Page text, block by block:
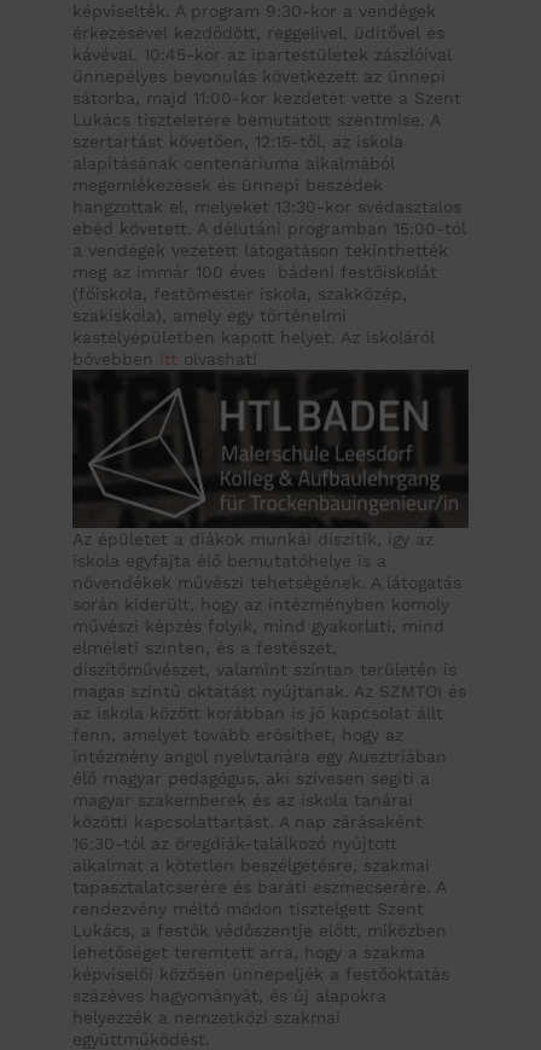
képviselték. A program 9:30-kor a vendégek
érkezésével kezdődött, reggelivel, üdítővel és
kávéval. 10:45-kor az ipartestületek zászlóival
ünnepélyes bevonulás következett az ünnepi
sátorba, majd 11:00-kor kezdetét vette a Szent
Lukács tiszteletére bemutatott szentmise. A
szertartást követően, 12:15-től, az iskola
alapításának centenáriuma alkalmából
megemlékezések és ünnepi beszédek
hangzottak el, melyeket 13:30-kor svédasztalos
ebéd követett. A délutáni programban 15:00-tól
a vendégek vezetett látogatáson tekinthették
meg az immár 100 éves bádeni festőiskolát
(főiskola, festőmester iskola, szakközép,
szakiskola), amely egy történelmi
kastélyépületben kapott helyet. Az iskoláról
bővebben itt olvashat!
Az épületet a diákok munkái díszítik, így az
iskola egyfajta élő bemutatóhelye is a
növendékek művészi tehetségének. A látogatás
során kiderült, hogy az intézményben komoly
művészi képzés folyik, mind gyakorlati, mind
elméleti szinten, és a festészet,
díszítőművészet, valamint színtan területén is
magas szintű oktatást nyújtanak. Az SZMTOI és
az iskola között korábban is jó kapcsolat állt
fenn, amelyet tovább erősíthet, hogy az
intézmény angol nyelvtanára egy Ausztriában
élő magyar pedagógus, aki szívesen segíti a
magyar szakemberek és az iskola tanárai
közötti kapcsolattartást. A nap zárásaként
16:30-tól az öregdiák-találkozó nyújtott
alkalmat a kötetlen beszélgetésre, szakmai
tapasztalatcserére és baráti eszmecserére. A
rendezvény méltó módon tisztelgett Szent
Lukács, a festők védőszentje előtt, miközben
lehetőséget teremtett arra, hogy a szakma
képviselői közösen ünnepeljék a festőoktatás
százéves hagyományát, és új alapokra
helyezzék a nemzetközi szakmai
együttműködést.